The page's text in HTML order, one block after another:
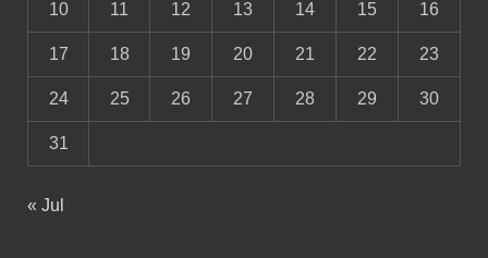
10 11 12 13 14 15 16
17 18 19 20 21 22 23
24 25 26 27 28 29 30
31
« Jul